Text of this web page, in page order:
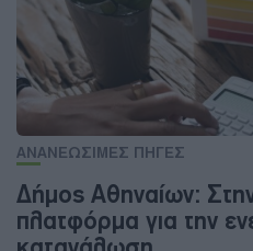
ΑΝΑΝΕΩΣΙΜΕΣ ΠΗΓΕΣ
Δήμος Αθηναίων:
πλατφόρμα για την